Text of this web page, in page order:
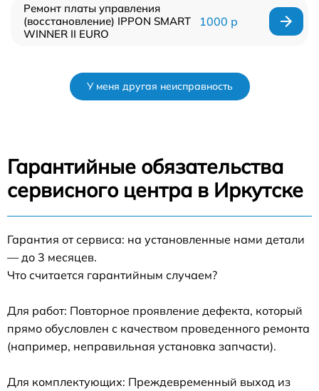
Ремонт платы управления
(восстановление) IPPON SMART
WINNER II EURO
1000 р
У меня другая неисправность
Гарантийные обязательства
сервисного центра в Иркутске
Гарантия от сервиса: на установленные нами детали
— до 3 месяцев.
Что считается гарантийным случаем?
Для работ: Повторное проявление дефекта, который
прямо обусловлен с качеством проведенного ремонта
(например, неправильная установка запчасти).
Для комплектующих: Преждевременный выход из